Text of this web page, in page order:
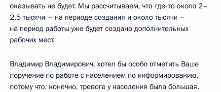
оказывать не будет. Мы рассчитываем, что где-то около 2–
2,5 тысячи – на периоде создания и около тысячи –
на период работы уже будет создано дополнительных
рабочих мест.
Владимир Владимирович, хотел бы особо отметить Ваше
поручение по работе с населением по информированию,
потому что, конечно, тревога у населения была большая.